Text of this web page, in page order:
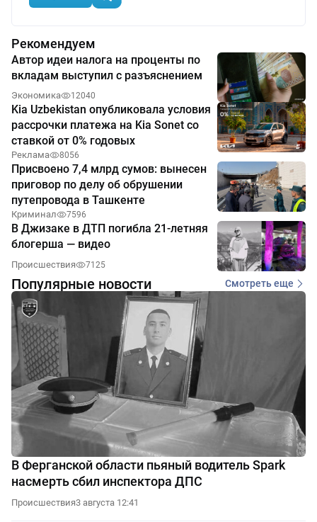
Рекомендуем
Автор идеи налога на проценты по
вкладам выступил с разъяснением
Экономика 12040
Kia Uzbekistan опубликовала условия
рассрочки платежа на Kia Sonet со
ставкой от 0% годовых
Реклама 8056
Присвоено 7,4 млрд сумов: вынесен
приговор по делу об обрушении
путепровода в Ташкенте
Криминал 7596
В Джизаке в ДТП погибла 21-летняя
блогерша — видео
Происшествия 7125
Популярные новости Смотреть еще
В Ферганской области пьяный водитель Spark
насмерть сбил инспектора ДПС
Происшествия3 августа 12:41